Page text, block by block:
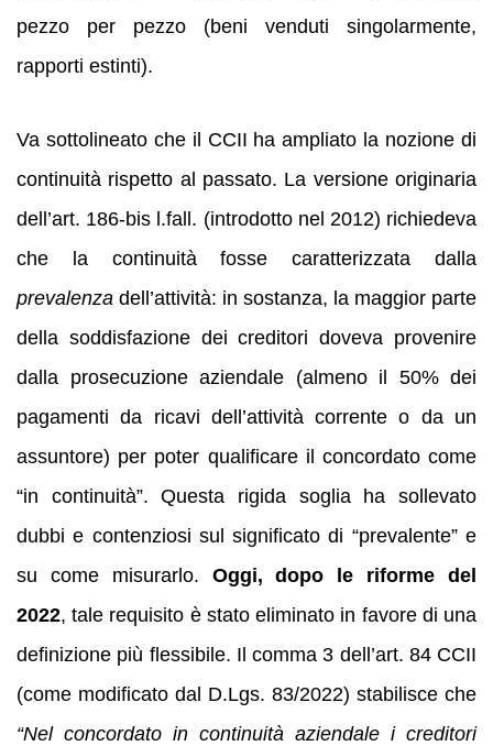
pezzo per pezzo (beni venduti singolarmente,
rapporti estinti).
Va sottolineato che il CCII ha ampliato la nozione di
continuità rispetto al passato. La versione originaria
dell’art. 186-bis l.fall. (introdotto nel 2012) richiedeva
che la continuità fosse caratterizzata dalla
prevalenza dell’attività: in sostanza, la maggior parte
della soddisfazione dei creditori doveva provenire
dalla prosecuzione aziendale (almeno il 50% dei
pagamenti da ricavi dell’attività corrente o da un
assuntore) per poter qualificare il concordato come
“in continuità”. Questa rigida soglia ha sollevato
dubbi e contenziosi sul significato di “prevalente” e
su come misurarlo. Oggi, dopo le riforme del
2022, tale requisito è stato eliminato in favore di una
definizione più flessibile. Il comma 3 dell’art. 84 CCII
(come modificato dal D.Lgs. 83/2022) stabilisce che
“Nel concordato in continuità aziendale i creditori